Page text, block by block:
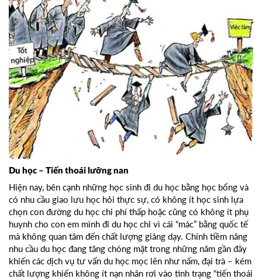
Du học – Tiến thoái lưỡng nan
Hiện nay, bên cạnh những học sinh đi du học bằng học bổng và
có nhu cầu giao lưu học hỏi thực sự, có không ít học sinh lựa
chọn con đường du học chi phí thấp hoặc cũng có không ít phụ
huynh cho con em mình đi du học chỉ vì cái “mác” bằng quốc tế
mà không quan tâm đến chất lượng giảng dạy. Chính tiềm năng
nhu cầu du học đang tăng chóng mặt trong những năm gần đây
khiến các dịch vụ tư vấn du học mọc lên như nấm, đại trà – kém
chất lượng khiến không ít nạn nhân rơi vào tình trạng “tiến thoái